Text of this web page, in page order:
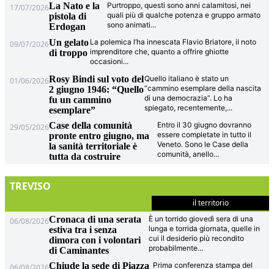
17/07/2026La Nato e la
pistola di
Erdogan
Purtroppo, questi sono anni calamitosi, nei
quali più di qualche potenza e gruppo armato
sono animati...
09/07/2026Un gelato
di troppo
La polemica l’ha innescata Flavio Briatore, il noto
imprenditore che, quanto a offrire ghiotte
occasioni...
01/06/2026Rosy Bindi sul voto del
2 giugno 1946: “Quello
fu un cammino
esemplare”
Quello italiano è stato un
“cammino esemplare della nascita
di una democrazia”. Lo ha
spiegato, recentemente,...
29/05/2026Case della comunità
pronte entro giugno, ma
la sanità territoriale è
tutta da costruire
Entro il 30 giugno dovranno
essere completate in tutto il
Veneto. Sono le Case della
comunità, anello...
TREVISO
il territorio
06/08/2026Cronaca di una serata
estiva tra i senza
dimora con i volontari
di Caminantes
È un torrido giovedì sera di una
lunga e torrida giornata, quelle in
cui il desiderio più recondito
probabilmente...
Chiude la sede di Piazza Prima conferenza stampa del